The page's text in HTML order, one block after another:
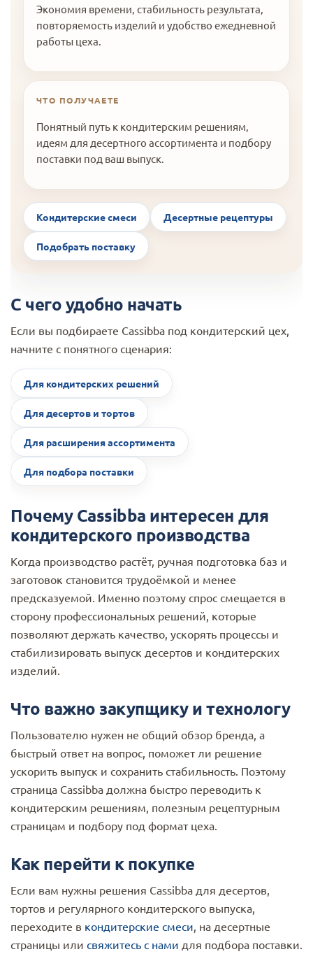
Экономия времени, стабильность результата,
повторяемость изделий и удобство ежедневной
работы цеха.
ЧТО ПОЛУЧАЕТЕ
Понятный путь к кондитерским решениям,
идеям для десертного ассортимента и подбору
поставки под ваш выпуск.
Кондитерские смеси Десертные рецептуры
Подобрать поставку
С чего удобно начать
Если вы подбираете Cassibba под кондитерский цех,
начните с понятного сценария:
Для кондитерских решений
Для десертов и тортов
Для расширения ассортимента
Для подбора поставки
Почему Cassibba интересен для
кондитерского производства
Когда производство растёт, ручная подготовка баз и
заготовок становится трудоёмкой и менее
предсказуемой. Именно поэтому спрос смещается в
сторону профессиональных решений, которые
позволяют держать качество, ускорять процессы и
стабилизировать выпуск десертов и кондитерских
изделий.
Что важно закупщику и технологу
Пользователю нужен не общий обзор бренда, а
быстрый ответ на вопрос, поможет ли решение
ускорить выпуск и сохранить стабильность. Поэтому
страница Cassibba должна быстро переводить к
кондитерским решениям, полезным рецептурным
страницам и подбору под формат цеха.
Как перейти к покупке
Если вам нужны решения Cassibba для десертов,
тортов и регулярного кондитерского выпуска,
переходите в кондитерские смеси , на десертные
страницы или свяжитесь с нами для подбора поставки.